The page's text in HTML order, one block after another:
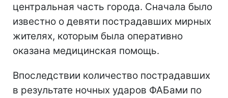
центральная часть города. Сначала было
известно о девяти пострадавших мирных
жителях, которым была оперативно
оказана медицинская помощь.
Впоследствии количество пострадавших
в результате ночных ударов ФАБами по